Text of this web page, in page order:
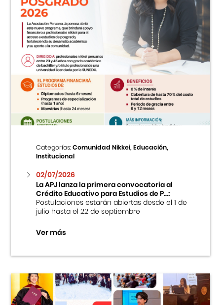
Categorías:Comunidad Nikkei, Educación,
Institucional
02/07/2026
La APJ lanza la primera convocatoria al
Crédito Educativo para Estudios de P...:
Postulaciones estarán abiertas desde el 1 de
julio hasta el 22 de septiembre
Ver más